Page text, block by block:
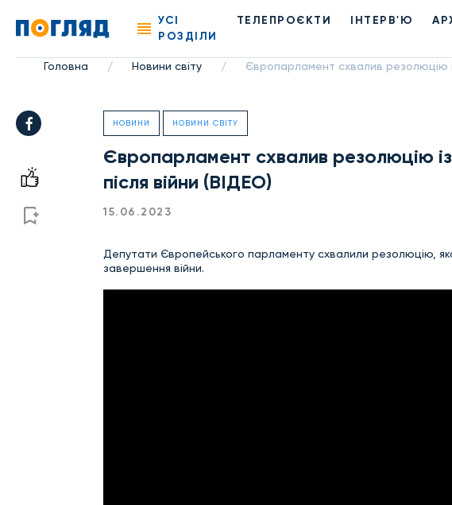
УСІ
РОЗДІЛИ
ТЕЛЕПРОЄКТИ ІНТЕРВ'Ю
Головна / Новини світу / Європарламент схвалив резолюцію
НОВИНИ НОВИНИ СВІТУ
Європарламент схвалив резолюцію
після війни (ВІДЕО)
15.06.2023
Депутати Європейського парламенту схвалили резолюцію,
завершення війни.